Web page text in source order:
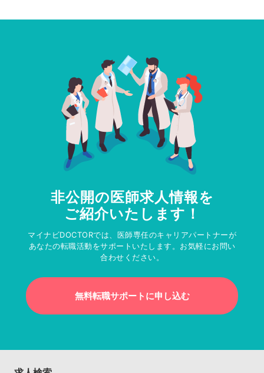
非公開の医師求人情報を
ご紹介いたします！
マイナビDOCTORでは、医師専任のキャリアパートナーが
あなたの転職活動をサポートいたします。お気軽にお問い
合わせください。
無料転職サポートに申し込む